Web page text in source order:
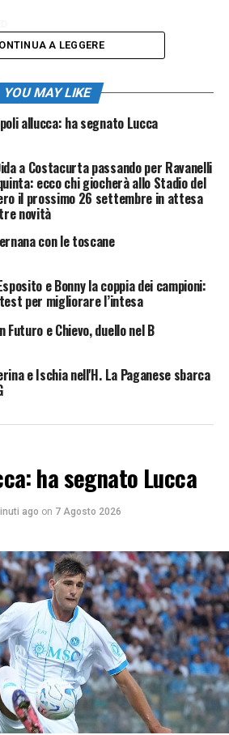
A LEGGERE
YOU MAY LIKE
allucca: ha segnato Lucca
a Costacurta passando per Ravanelli
ecco chi giocherà allo Stadio del
il prossimo 26 settembre in attesa
novità
con le toscane
e Bonny la coppia dei campioni:
per migliorare l’intesa
Futuro e Chievo, duello nel B
e Ischia nell'H. La Paganese sbarca
ha segnato Lucca
ago on 7 Agosto 2026